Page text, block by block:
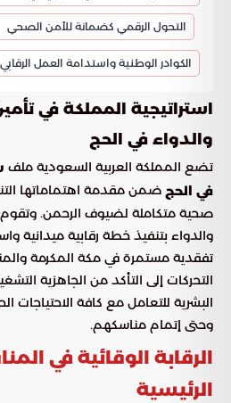
التحول الرقمي كضمانة للأمن الصحي
الكوادر الوطنية واستدامة العمل الرقابي
استراتيجية المملكة في
والدواء في الحج
تضع المملكة العربية السعودية ملف
في الحج ضمن مقدمة اهتماماتها
صحية متكاملة لضيوف الرحمن. وتقوم
والدواء بتنفيذ خطة رقابية ميدانية
تفقدية مستمرة في مكة المكرمة
التحركات إلى التأكد من الجاهزية
البشرية للتعامل مع كافة الاحتياجات
وحتى إتمام مناسكهم.
الرقابة الوقائية في
الرئيسية